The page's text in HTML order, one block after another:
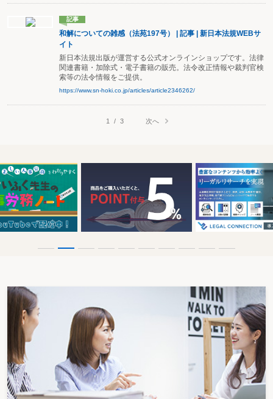
記事
和解についての雑感（法苑197号） | 記事 | 新日本法規WEBサ
イト
新日本法規出版が運営する公式オンラインショップです。法律
関連書籍・加除式・電子書籍の販売。法令改正情報や裁判官検
索等の法令情報をご提供。
https://www.sn-hoki.co.jp/articles/article2346262/
1 / 3 次へ